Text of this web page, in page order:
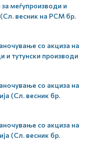
меѓупроизводи и
весник на РСМ бр.
со акциза на
и тутунски производи
со акциза на
(Сл. весник бр.
со акциза на
(Сл. весник бр.